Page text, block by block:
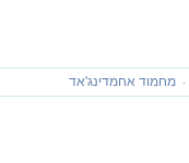
מחמוד אחמדינג'אד